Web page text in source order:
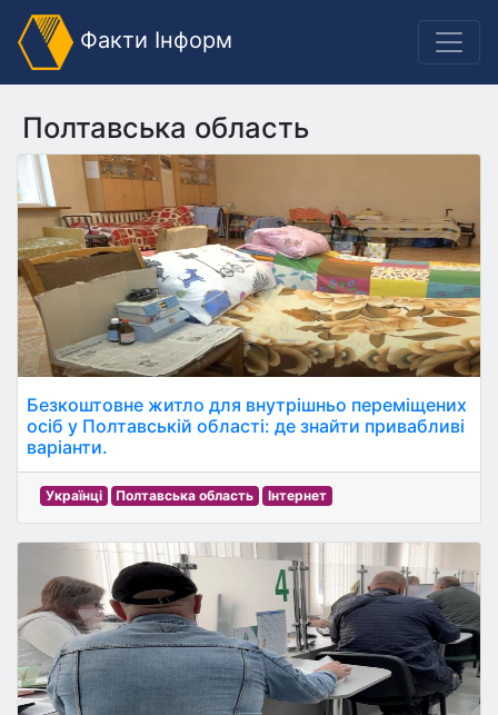
Факти Інформ
Полтавська область
Безкоштовне житло для внутрішньо переміщених
осіб у Полтавській області: де знайти привабливі
варіанти.
Українці Полтавська область Інтернет